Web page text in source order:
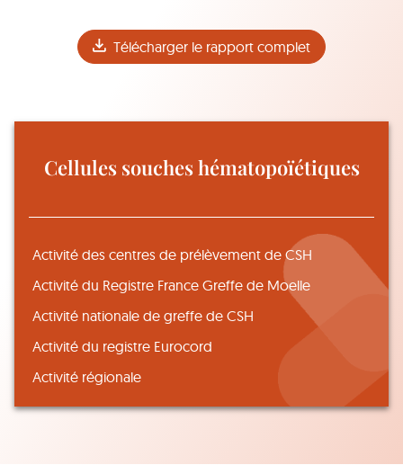
Télécharger le rapport complet
Cellules souches hématopoïétiques
Activité des centres de prélèvement de CSH
Activité du Registre France Greffe de Moelle
Activité nationale de greffe de CSH
Activité du registre Eurocord
Activité régionale